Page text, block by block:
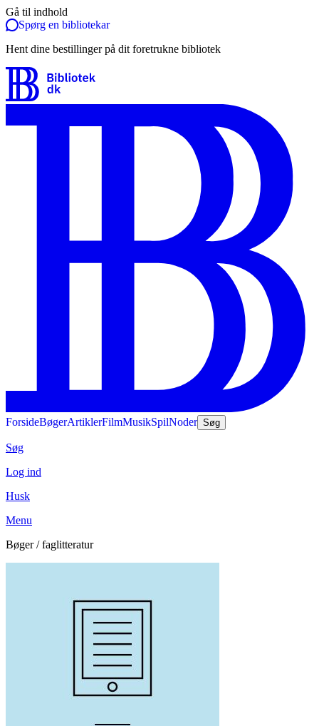
Gå til indhold
Spørg en bibliotekar
Hent dine bestillinger på dit foretrukne bibliotek
ForsideBøgerArtiklerFilmMusikSpilNoder Søg
Søg
Log ind
Husk
Menu
Bøger / faglitteratur